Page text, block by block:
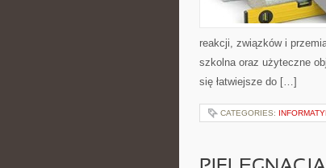
reakcji, związków i
szkolna oraz użyteczne
się łatwiejsze do […]
CATEGORIES: